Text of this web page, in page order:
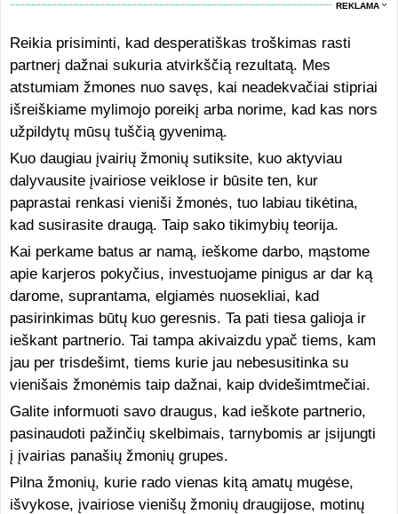
REKLAMA
Reikia prisiminti, kad desperatiškas troškimas rasti
partnerį dažnai sukuria atvirkščią rezultatą. Mes
atstumiam žmones nuo savęs, kai neadekvačiai stipriai
išreiškiame mylimojo poreikį arba norime, kad kas nors
užpildytų mūsų tuščią gyvenimą.
Kuo daugiau įvairių žmonių sutiksite, kuo aktyviau
dalyvausite įvairiose veiklose ir būsite ten, kur
paprastai renkasi vieniši žmonės, tuo labiau tikėtina,
kad susirasite draugą. Taip sako tikimybių teorija.
Kai perkame batus ar namą, ieškome darbo, mąstome
apie karjeros pokyčius, investuojame pinigus ar dar ką
darome, suprantama, elgiamės nuosekliai, kad
pasirinkimas būtų kuo geresnis. Ta pati tiesa galioja ir
ieškant partnerio. Tai tampa akivaizdu ypač tiems, kam
jau per trisdešimt, tiems kurie jau nebesusitinka su
vienišais žmonėmis taip dažnai, kaip dvidešimtmečiai.
Galite informuoti savo draugus, kad ieškote partnerio,
pasinaudoti pažinčių skelbimais, tarnybomis ar įsijungti
į įvairias panašių žmonių grupes.
Pilna žmonių, kurie rado vienas kitą amatų mugėse,
išvykose, įvairiose vienišų žmonių draugijose, motinų